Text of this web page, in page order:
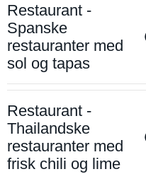
Restaurant -
Spanske
restauranter med
sol og tapas
Restaurant -
Thailandske
restauranter med
frisk chili og lime